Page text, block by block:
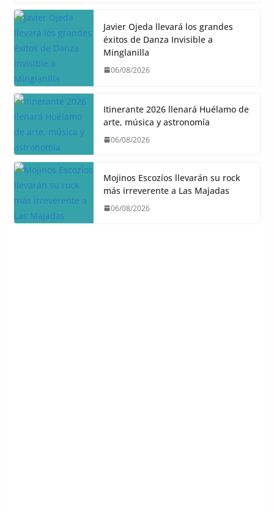
Javier Ojeda llevará los grandes
éxitos de Danza Invisible a
Minglanilla
06/08/2026
Itinerante 2026 llenará Huélamo de
arte, música y astronomía
06/08/2026
Mojinos Escozíos llevarán su rock
más irreverente a Las Majadas
06/08/2026